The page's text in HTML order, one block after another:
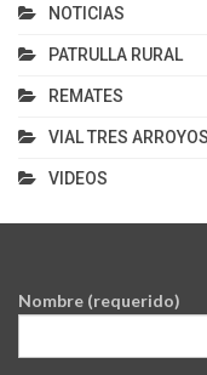
NOTICIAS
PATRULLA RURAL
REMATES
VIAL TRES ARROYOS
VIDEOS
Nombre (requerido)